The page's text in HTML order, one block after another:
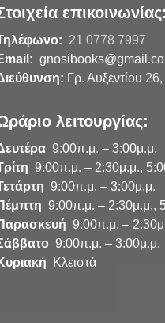
21 0778 7997
Γρ. Αυξεντίου
λειτουργίας:
9:00π.μ. – 3:00μ.μ.
9:00π.μ. – 2:30μ.μ.,
9:00π.μ. – 3:00μ.μ.
9:00π.μ. – 2:30μ.μ.,
9:00π.μ. –
9:00π.μ. – 3:00μ.μ.
Κλειστά